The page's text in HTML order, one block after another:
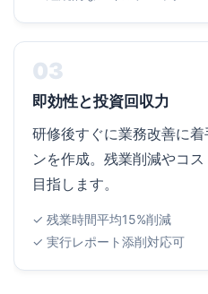
03
即効性と投資回収力
研修後すぐに業務改善に
ンを作成。残業削減やコ
目指します。
✓ 残業時間平均15%削減
✓ 実行レポート添削対応可